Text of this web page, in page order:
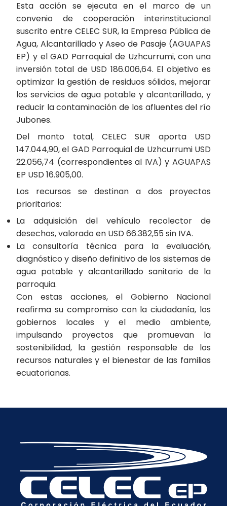
Esta acción se ejecuta en el marco de un
convenio de cooperación interinstitucional
suscrito entre CELEC SUR, la Empresa Pública de
Agua, Alcantarillado y Aseo de Pasaje (AGUAPAS
EP) y el GAD Parroquial de Uzhcurrumi, con una
inversión total de USD 186.006,64. El objetivo es
optimizar la gestión de residuos sólidos, mejorar
los servicios de agua potable y alcantarillado, y
reducir la contaminación de los afluentes del río
Jubones.
Del monto total, CELEC SUR aporta USD
147.044,90, el GAD Parroquial de Uzhcurrumi USD
22.056,74 (correspondientes al IVA) y AGUAPAS
EP USD 16.905,00.
Los recursos se destinan a dos proyectos
prioritarios:
La adquisición del vehículo recolector de
desechos, valorado en USD 66.382,55 sin IVA.
La consultoría técnica para la evaluación,
diagnóstico y diseño definitivo de los sistemas de
agua potable y alcantarillado sanitario de la
parroquia.
Con estas acciones, el Gobierno Nacional
reafirma su compromiso con la ciudadanía, los
gobiernos locales y el medio ambiente,
impulsando proyectos que promuevan la
sostenibilidad, la gestión responsable de los
recursos naturales y el bienestar de las familias
ecuatorianas.